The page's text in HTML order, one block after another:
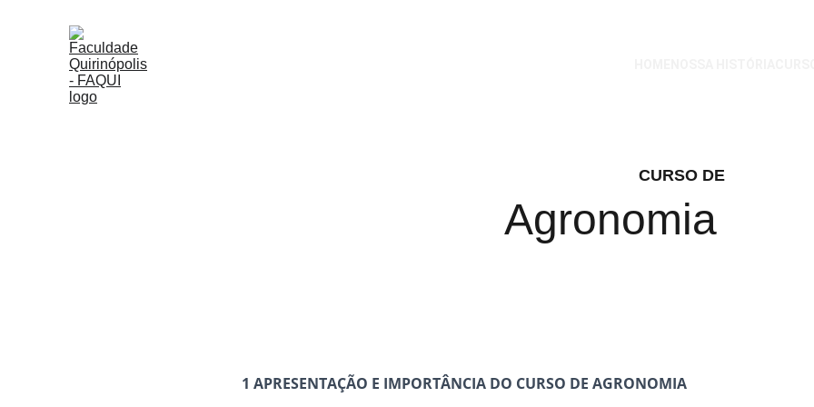
Agronomia
CURSO DE
1 APRESENTAÇÃO E IMPORTÂNCIA DO CURSO DE AGRONOMIA